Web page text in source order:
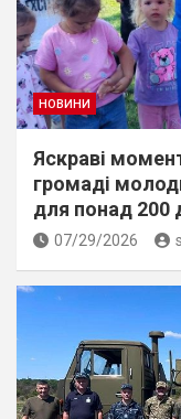
НОВИНИ
Яскраві
громаді
для понад 200
07/29/2026